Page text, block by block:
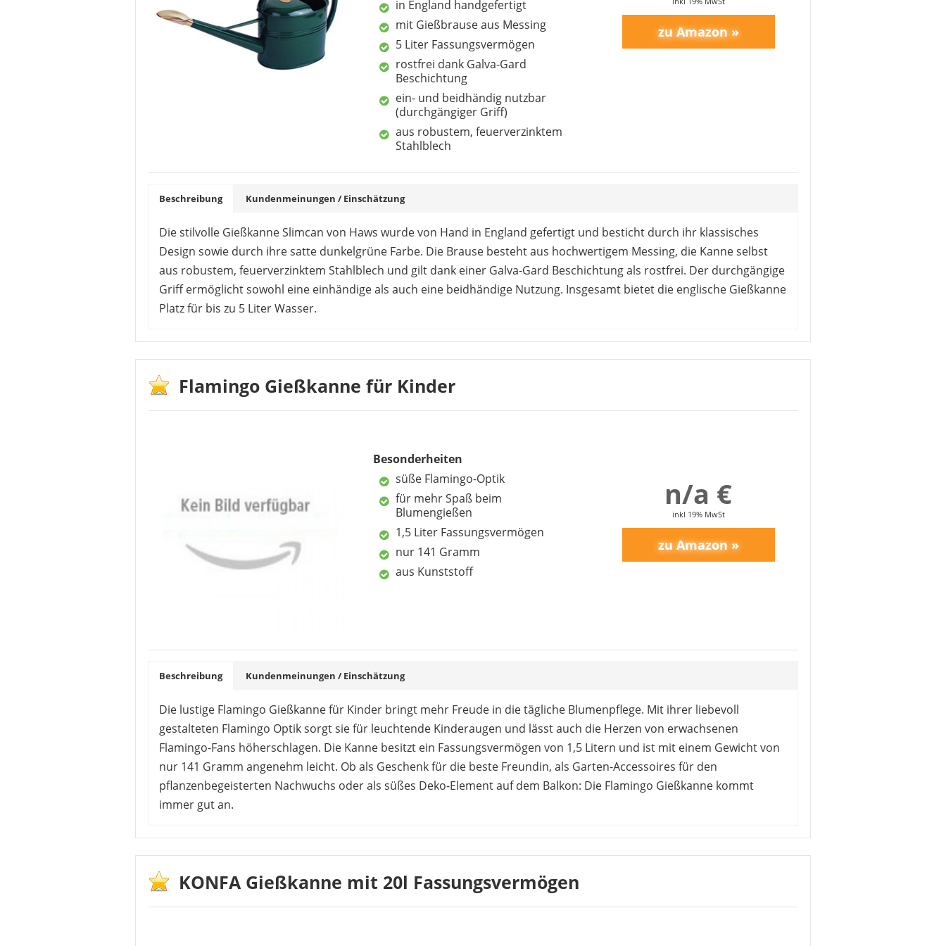
in England handgefertigt
mit Gießbrause aus Messing
5 Liter Fassungsvermögen
rostfrei dank Galva-Gard
Beschichtung
ein- und beidhändig nutzbar
(durchgängiger Griff)
aus robustem, feuerverzinktem
Stahlblech
Beschreibung Kundenmeinungen / Einschätzung
Die stilvolle Gießkanne Slimcan von Haws wurde von Hand in England gefertigt und besticht durch ihr klassisches
Design sowie durch ihre satte dunkelgrüne Farbe. Die Brause besteht aus hochwertigem Messing, die Kanne selbst
aus robustem, feuerverzinktem Stahlblech und gilt dank einer Galva-Gard Beschichtung als rostfrei. Der durchgängige
Griff ermöglicht sowohl eine einhändige als auch eine beidhändige Nutzung. Insgesamt bietet die englische Gießkanne
Platz für bis zu 5 Liter Wasser.
Die Käufer bewerten das Preis-Leistungs-Verhältnis der englischen Gießkanne als angemessen und sind mit ihrem Kauf
sehr zufrieden. Qualität und Verarbeitung entsprechen ihren Erwartungen an ein hochwertiges englisches Produkt, die
Handhabung der Kanne gestaltet sich einfach und der feine Gießstrahl gefällt den Kunden ebenfalls. Auch die Lieferung
der Kanne erfolgte einwandfrei. Ein Kunde kritisiert scharfkantige Teile.
Flamingo Gießkanne für Kinder
Besonderheiten
süße Flamingo-Optik
für mehr Spaß beim
Blumengießen
1,5 Liter Fassungsvermögen
nur 141 Gramm
aus Kunststoff
n/a €
inkl 19% MwSt
Beschreibung Kundenmeinungen / Einschätzung
Die lustige Flamingo Gießkanne für Kinder bringt mehr Freude in die tägliche Blumenpflege. Mit ihrer liebevoll
gestalteten Flamingo Optik sorgt sie für leuchtende Kinderaugen und lässt auch die Herzen von erwachsenen
Flamingo-Fans höherschlagen. Die Kanne besitzt ein Fassungsvermögen von 1,5 Litern und ist mit einem Gewicht von
nur 141 Gramm angenehm leicht. Ob als Geschenk für die beste Freundin, als Garten-Accessoires für den
pflanzenbegeisterten Nachwuchs oder als süßes Deko-Element auf dem Balkon: Die Flamingo Gießkanne kommt
immer gut an.
Die Mehrheit der Kunden bewertet die Flamingo Gießkanne für Kinder sehr positiv. Sowohl als witzige Geschenkidee als
auch als Gießkanne für den Eigenbedarf konnte die Kanne mit ihrem niedlichen Design überzeugen. Einige Käufer weisen
darauf hin, dass die Kanne recht schnell tropft und sich das Wasser schlecht dosieren lässt, was aber nicht als gravierend
empfunden wird.
KONFA Gießkanne mit 20l Fassungsvermögen